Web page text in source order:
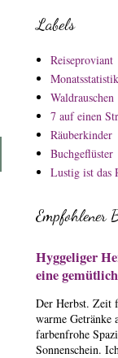
Labels
Reiseproviant
Monatsstatistik
Waldrauschen
7 auf einen
Räuberkinder
Buchgeflüster
Lustig ist das
Empfohlener
Hyggeliger
eine
Der Herbst. Zeit
warme Getränke
farbenfrohe
Sonnenschein.